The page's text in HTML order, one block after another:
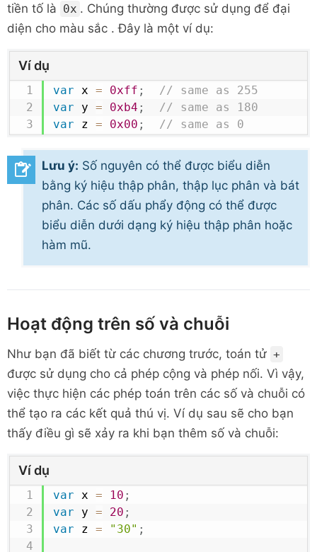
tiền tố là 0x . Chúng thường được sử dụng để đại
diện cho màu sắc . Đây là một ví dụ:
Ví dụ
var x = 0xff ;
// same as 255
var y = 0xb4 ;
// same as 180
var z = 0x00 ; // same as 0
Lưu ý: Số nguyên có thể được biểu diễn
bằng ký hiệu thập phân, thập lục phân và bát
phân. Các số dấu phẩy động có thể được
biểu diễn dưới dạng ký hiệu thập phân hoặc
hàm mũ.
Hoạt động trên số và chuỗi
Như bạn đã biết từ các chương trước, toán tử +
được sử dụng cho cả phép cộng và phép nối. Vì vậy,
việc thực hiện các phép toán trên các số và chuỗi có
thể tạo ra các kết quả thú vị. Ví dụ sau sẽ cho bạn
thấy điều gì sẽ xảy ra khi bạn thêm số và chuỗi:
Ví dụ
var x = 10 ;
var y = 20 ;
var z = "30" ;